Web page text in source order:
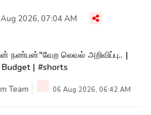
2026, 07:04 AM
நண்பன்"வேற லெவல் அறிவிப்பு.. |
| #shorts
Team 06 Aug 2026, 06:42 AM